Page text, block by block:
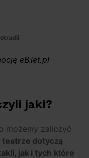
na drugi
wakacji!
eBilet.pl
jaki?
możemy zaliczyć
teatrze dotyczą
jak i tych które